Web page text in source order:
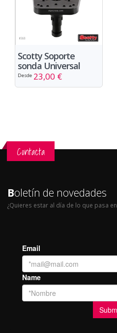
Scotty Soporte
sonda Universal
Desde 23,00 €
Contacta
Boletín de novedades
¿Quieres estar al día de lo que pasa en